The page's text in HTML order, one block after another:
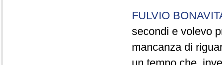
FULVIO
secondi e volevo
mancanza di